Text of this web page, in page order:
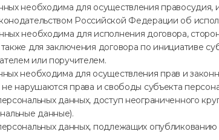
необходима для осуществления
Российской Федерации об
необходима для исполнения договора,
для заключения договора по инициативе
или поручителем.
необходима для осуществления прав и
нарушаются права и свободы субъекта
данных, доступ неограниченного
данные).
данных, подлежащих